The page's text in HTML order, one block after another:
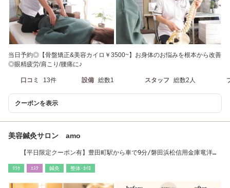
当日予約◎【骨盤矯正&美容カイロ￥3500~】お身体のお悩みを根本から改善
◎眼精疲労/肩こり/腰痛に♪
口コミ 13件 設備 総数1 スタッフ 総数2人
クーポンを表示
美容鍼灸サロン amo
【平日限定クーポン有】豊田町駅から車で9分/磐田浜松信用金庫竜洋支
ﾘﾗｸ ｴｽﾃ 鍼灸 整体･ｶｲﾛ